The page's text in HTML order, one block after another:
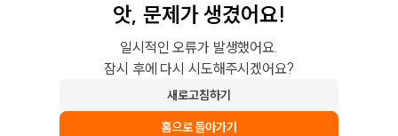
앗, 문제가 생겼어요!
일시적인 오류가 발생했어요.
잠시 후에 다시 시도해주시겠어요?
새로고침하기
홈으로 돌아가기